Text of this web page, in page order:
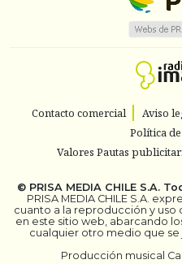
Contacto comercial Aviso
Política
Valores Pautas
© PRISA MEDIA CHILE S.A.
PRISA MEDIA CHILE S.A.
cuanto a la reproducción y uso
en este sitio web, abarcando
cualquier otro medio que
Producción musical